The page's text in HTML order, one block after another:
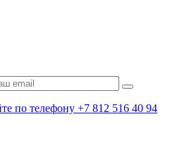
телефону +7 812 516 40 94